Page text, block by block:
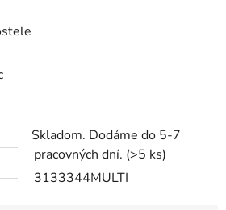
Skladom. Dodáme do 5-7
pracovných dní. (>5 ks)
3133344MULTI